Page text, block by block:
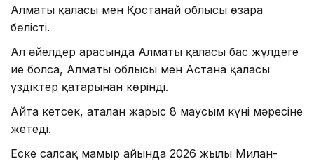
Алматы қаласы мен Қостанай облысы өзара
бөлісті.
Ал әйелдер арасында Алматы қаласы бас жүлдеге
ие болса, Алматы облысы мен Астана қаласы
үздіктер қатарынан көрінді.
Айта кетсек, аталған жарыс 8 маусым күні мәресіне
жетеді.
Еске салсақ мамыр айында 2026 жылғы Милан-